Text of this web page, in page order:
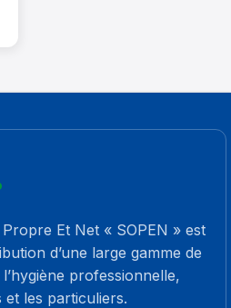
Et Net « SOPEN » est
d’une large gamme de
professionnelle,
les particuliers.